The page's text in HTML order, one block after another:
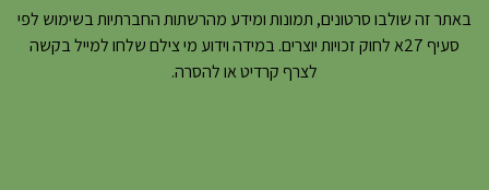
באתר זה שולבו סרטונים, תמונות ומידע מהרשתות החברתיות בשימוש לפי
סעיף 27א לחוק זכויות יוצרים. במידה וידוע מי צילם שלחו למייל בקשה
לצרף קרדיט או להסרה.